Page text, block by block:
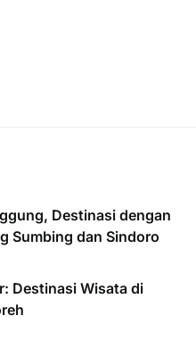
Destinasi dengan
Sumbing dan Sindoro
Destinasi Wisata di